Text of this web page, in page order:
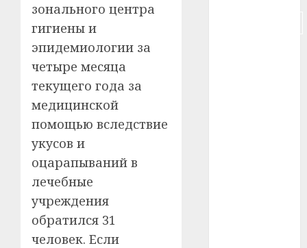
зонального центра
гигиены и
эпидемиологии за
четыре месяца
текущего года за
медицинской
помощью вследствие
укусов и
оцарапываний в
лечебные
учреждения
обратился 31
человек. Если